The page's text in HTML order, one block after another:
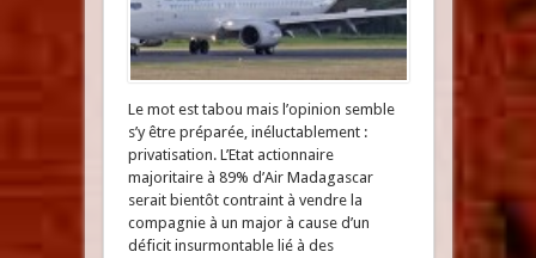
Le mot est tabou mais l’opinion semble
s’y être préparée, inéluctablement :
privatisation. L’Etat actionnaire
majoritaire à 89% d’Air Madagascar
serait bientôt contraint à vendre la
compagnie à un major à cause d’un
déficit insurmontable lié à des